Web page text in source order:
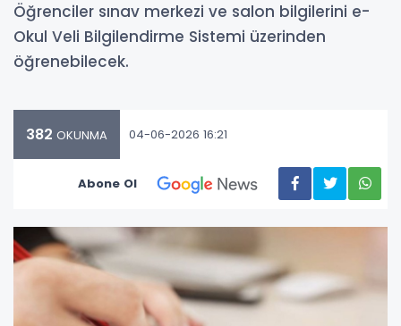
Öğrenciler sınav merkezi ve salon bilgilerini e-
Okul Veli Bilgilendirme Sistemi üzerinden
öğrenebilecek.
382 OKUNMA 04-06-2026 16:21
Abone Ol